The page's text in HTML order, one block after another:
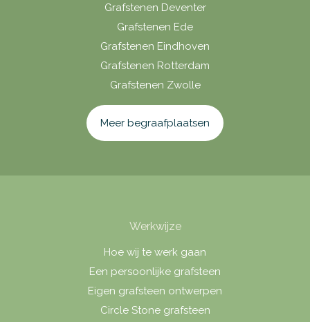
Grafstenen Deventer
Grafstenen Ede
Grafstenen Eindhoven
Grafstenen Rotterdam
Grafstenen Zwolle
Meer begraafplaatsen
Werkwijze
Hoe wij te werk gaan
Een persoonlijke grafsteen
Eigen grafsteen ontwerpen
Circle Stone grafsteen